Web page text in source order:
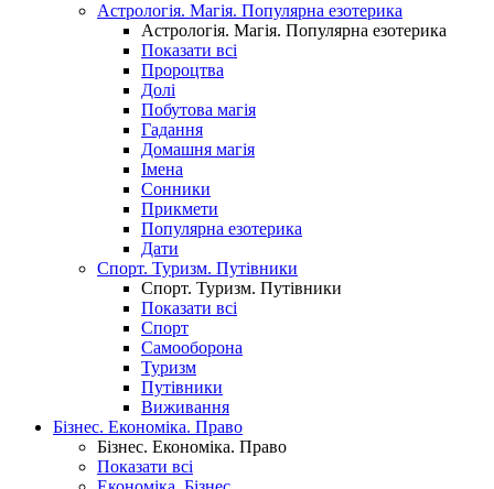
Астрологія. Магія. Популярна езотерика
Астрологія. Магія. Популярна езотерика
Показати всі
Пророцтва
Долі
Побутова магія
Гадання
Домашня магія
Імена
Сонники
Прикмети
Популярна езотерика
Дати
Спорт. Туризм. Путівники
Спорт. Туризм. Путівники
Показати всі
Спорт
Самооборона
Туризм
Путівники
Виживання
Бізнес. Економіка. Право
Бізнес. Економіка. Право
Показати всі